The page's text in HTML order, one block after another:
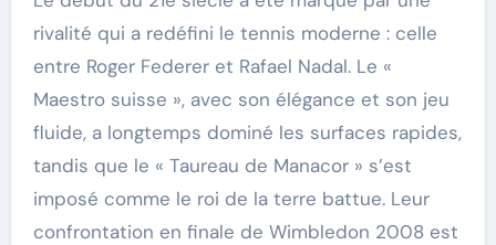
rivalité qui a redéfini le tennis moderne : celle
entre Roger Federer et Rafael Nadal. Le «
Maestro suisse », avec son élégance et son jeu
fluide, a longtemps dominé les surfaces rapides,
tandis que le « Taureau de Manacor » s’est
imposé comme le roi de la terre battue. Leur
confrontation en finale de Wimbledon 2008 est